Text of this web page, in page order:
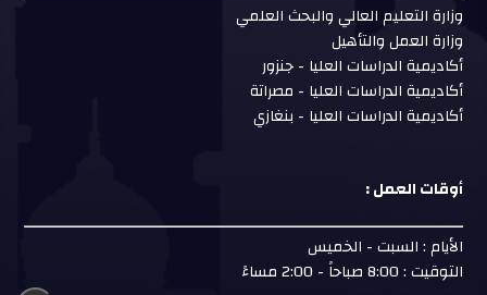
وزارة التعليم العالي والبحث العلمي
وزارة العمل والتأهيل
أكاديمية الدراسات العليا - جنزور
أكاديمية الدراسات العليا - مصراتة
أكاديمية الدراسات العليا - بنغازي
أوقات العمل :
الأيام : السبت - الخميس
التوقيت : 8:00 صباحاً - 2:00 مساءً